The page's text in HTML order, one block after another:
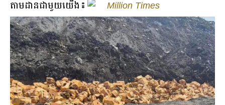
តាមដានជាមួយយើង៖ Million Times